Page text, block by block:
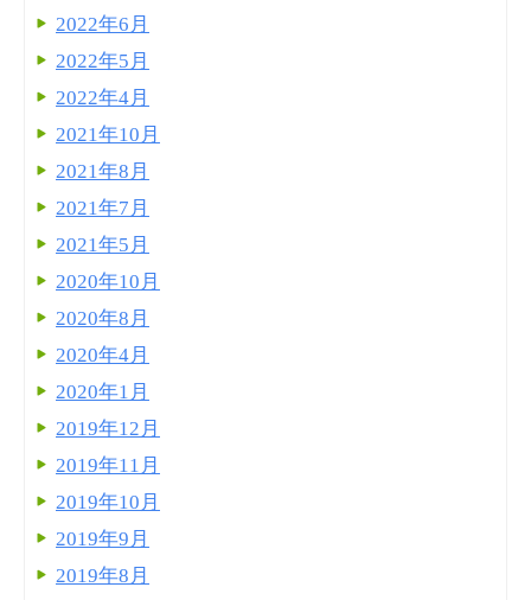
2022年6月
2022年5月
2022年4月
2021年10月
2021年8月
2021年7月
2021年5月
2020年10月
2020年8月
2020年4月
2020年1月
2019年12月
2019年11月
2019年10月
2019年9月
2019年8月